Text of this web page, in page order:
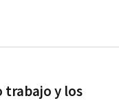
trabajo y los